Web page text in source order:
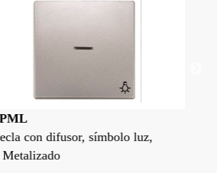
con difusor, símbolo luz,